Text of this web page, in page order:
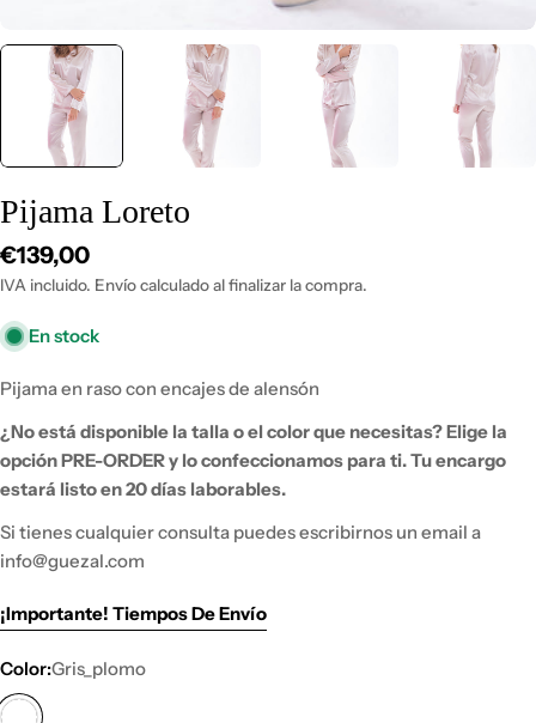
Pijama Loreto
Precio
habitual
€139,00
IVA incluido. Envío calculado al finalizar la compra.
En stock
Pijama en raso con encajes de alensón
¿No está disponible la talla o el color que necesitas?Elige la
opción PRE-ORDER y loconfeccionamos para ti. Tu encargo
estará listo en 20 días laborables.
Si tienescualquier consulta puedes escribirnos un email a
info@guezal.com
¡Importante! Tiempos De Envío
Color:Gris_plomo